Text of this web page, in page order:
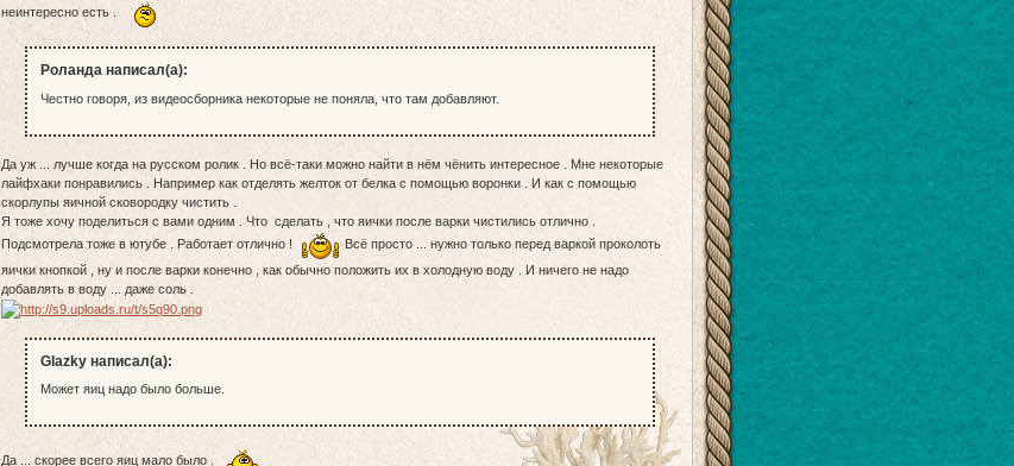
неинтересно есть .
Роланда написал(а):
Честно говоря, из видеосборника некоторые не поняла, что там добавляют.
Да уж ... лучше когда на русском ролик . Но всё-таки можно найти в нём чёнить интересное . Мне некоторые
лайфхаки понравились . Например как отделять желток от белка с помощью воронки . И как с помощью
скорлупы яичной сковородку чистить .
Я тоже хочу поделиться с вами одним . Что сделать , что яички после варки чистились отлично .
Подсмотрела тоже в ютубе . Работает отлично !
Всё просто ... нужно только перед варкой проколоть
яички кнопкой , ну и после варки конечно , как обычно положить их в холодную воду . И ничего не надо
добавлять в воду ... даже соль .
Glazky написал(а):
Может яиц надо было больше.
Да ... скорее всего яиц мало было .